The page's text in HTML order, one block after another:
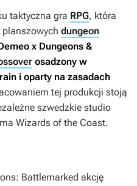
taktyczna gra RPG, która
planszowych dungeon
x Dungeons &
osadzony w
i oparty na zasadach
tej produkcji stoją
szwedzkie studio
Wizards of the Coast.
Battlemarked akcję